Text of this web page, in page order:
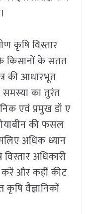
कृषि विस्तार
किसानों के सतत
की आधारभूत
समस्या का तुरंत
एवं प्रमुख डॉ ए
की फसल
अधिक ध्यान
अधिकारी
करें और कहीं कीट
कृषि वैज्ञानिकों